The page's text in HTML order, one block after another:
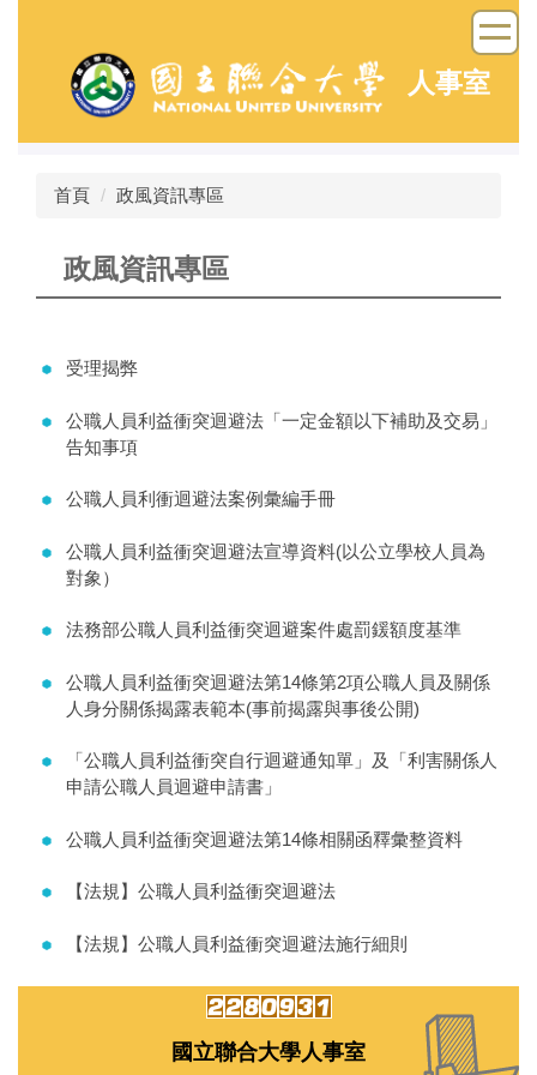
容
人事室
首頁 政風資訊專區
政風資訊專區
受理揭弊
公職人員利益衝突迴避法「一定金額以下補助及交易」
告知事項
公職人員利衝迴避法案例彙編手冊
公職人員利益衝突迴避法宣導資料(以公立學校人員為
對象）
法務部公職人員利益衝突迴避案件處罰鍰額度基準
公職人員利益衝突迴避法第14條第2項公職人員及關係
人身分關係揭露表範本(事前揭露與事後公開)
「公職人員利益衝突自行迴避通知單」及「利害關係人
申請公職人員迴避申請書」
公職人員利益衝突迴避法第14條相關函釋彙整資料
【法規】公職人員利益衝突迴避法
【法規】公職人員利益衝突迴避法施行細則
國立聯合大學人事室